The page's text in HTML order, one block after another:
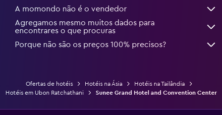
A momondo não é o vendedor
Agregamos mesmo muitos dados para
encontrares o que procuras
Porque não são os preços 100% precisos?
Ofertas de hotéis Hotéis na Ásia
Hotéis na Tailândia
Hotéis em Ubon Ratchathani
Sunee Grand Hotel and Convention Center